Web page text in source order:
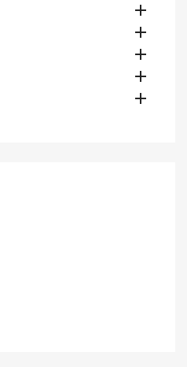




